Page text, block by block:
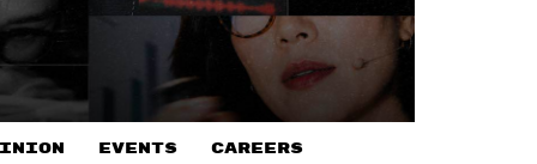
EVENTS CAREERS